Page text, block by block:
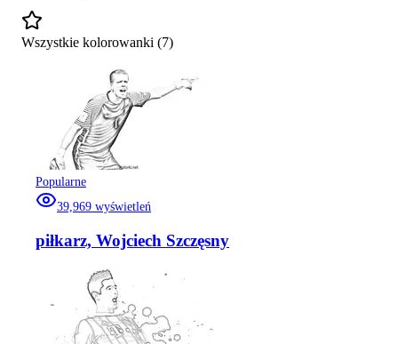
Wszystkie kolorowanki (7)
Popularne
39,969 wyświetleń
piłkarz, Wojciech Szczęsny